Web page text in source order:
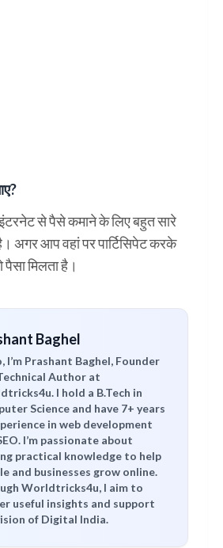
से पैसे कमाने के लिए बहुत सारे
अगर आप वहां पर पार्टिसिपेट करके
मिलता है।
Baghel
I’m Prashant Baghel, Founder
Author at
I hold a B.Tech in
Science and have 7+ years
in web development
I’m passionate about
practical knowledge to help
and businesses grow online.
Worldtricks4u, I aim to
useful insights and support
of Digital India.